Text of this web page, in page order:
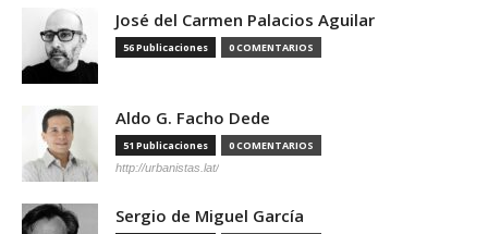
José del Carmen Palacios Aguilar
56 Publicaciones 0 COMENTARIOS
Aldo G. Facho Dede
51 Publicaciones 0 COMENTARIOS
http://urbanistas.lat/
Sergio de Miguel García